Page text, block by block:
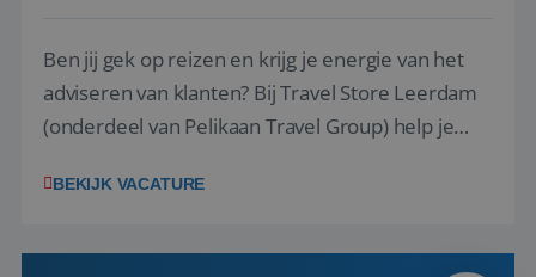
Ben jij gek op reizen en krijg je energie van het
adviseren van klanten? Bij Travel Store Leerdam
(onderdeel van Pelikaan Travel Group) help je
vinden. Samen maken we van elke reis een
hebt in de reisbranche of j...
BEKIJK VACATURE